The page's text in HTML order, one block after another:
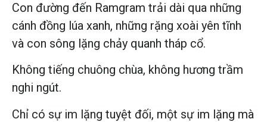
Con đường đến Ramgram trải dài qua những
cánh đồng lúa xanh, những rặng xoài yên tĩnh
và con sông lặng chảy quanh tháp cổ.
Không tiếng chuông chùa, không hương trầm
nghi ngút.
Chỉ có sự im lặng tuyệt đối, một sự im lặng mà